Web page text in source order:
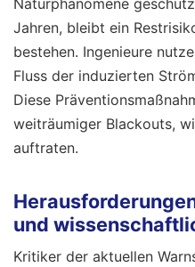
Naturphänomene
Jahren, bleibt ein
bestehen. Ingenieure
Fluss der induzierten
Diese
weiträumiger Blackouts,
auftraten.
und
Kritiker der aktuellen